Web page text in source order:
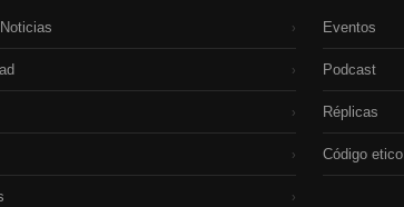
›
›
›
›
›
Eventos
Podcast
Réplicas
Código etico